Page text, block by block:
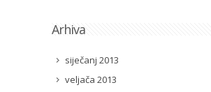
Arhiva
siječanj 2013
veljača 2013